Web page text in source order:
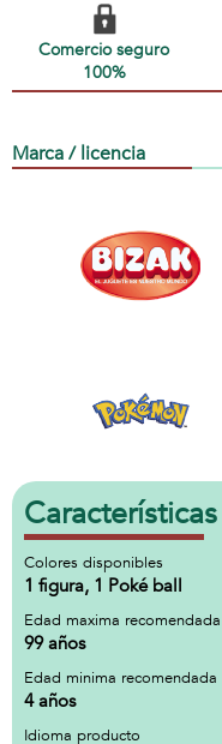
Comercio seguro
100%
Marca / licencia
Características
Colores disponibles
1 figura, 1 Poké ball
Edad maxima recomendada
99 años
Edad minima recomendada
4 años
Idioma producto